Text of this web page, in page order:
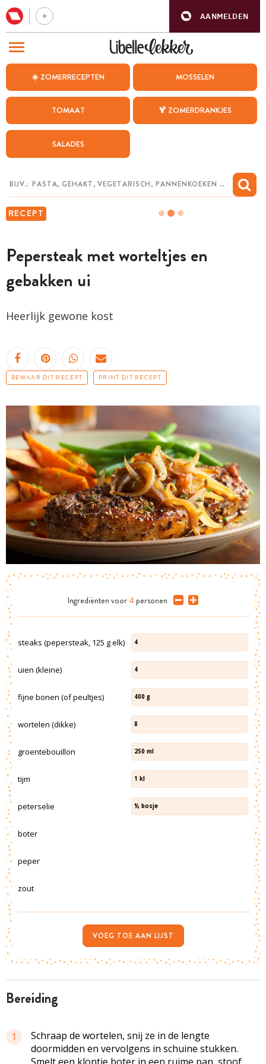
AANMELDEN
☀️ ZOMERRECEPTEN MOSSELEN
TOMAAT 🍹 ZOMERDRANKJES
SALADES
RECEPT
Pepersteak met worteltjes en
gebakken ui
Heerlijk gewone kost
BEWAAR DIT RECEPT PRINT DIT RECEPT
bereiding
1
Schraap de wortelen, snij ze in de lengte
doormidden en vervolgens in schuine stukken.
Smelt een klontje boter in een ruime pan, stoof
Ingrediënten voor 4 personen
steaks (pepersteak, 125 g elk) 4
uien (kleine) 4
fijne bonen (of peultjes) 400 g
wortelen (dikke) 8
groentebouillon 250 ml
tijm 1 kl
peterselie ½ bosje
boter
peper
zout
VOEG TOE AAN LIJST
BEZOEK ONZE ANDERE WEBSITES
WEEKMENU
CHAT MET MAIA
MIJN BEWAARDE RECEPTEN